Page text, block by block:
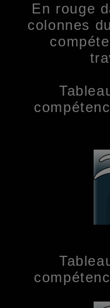
En rouge
colonnes